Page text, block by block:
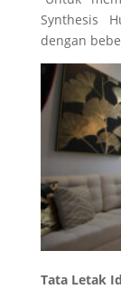
Synthesis
dengan
Tata Letak